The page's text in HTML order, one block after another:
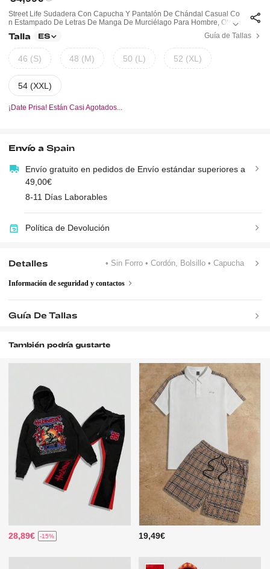
Street Life Sudadera Con Capucha Y Pantalón De Chándal Casual Co
N Estampado De Letras De Manga De Murciélago Para Hombre, Otoñ
Talla ES Guía de Tallas
46 (S) 48 (M) 50 (L) 52 (XL)
54 (XXL)
¡Date Prisa! Están Casi Agotados...
Envío aSpain
Envío gratuito en pedidos de Envío estándar superiores a
49,00€
8-11 Días Laborables
Política de Devolución
Detalles • Sin Forro• Cordón, Bolsillo• Capucha
Información de seguridad y contactos
Guía De Tallas
También podría gustarte
28,89€ -15% 19,49€